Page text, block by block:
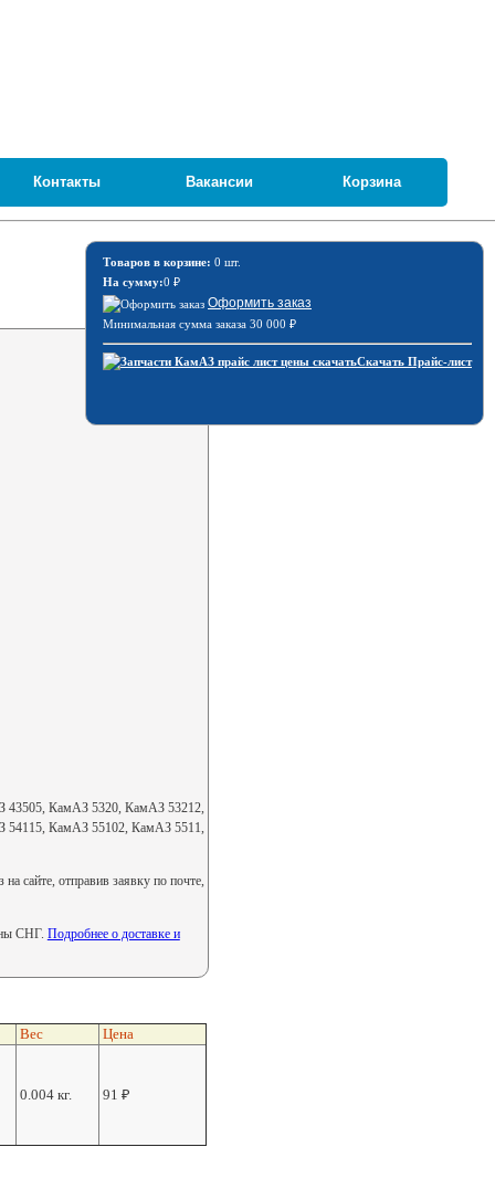
Контакты Вакансии Корзина
Товаров в корзине: 0 шт.
На сумму:0 ₽
Оформить заказ
Минимальная сумма заказа 30 000 ₽
Скачать Прайс-лист
КамАЗ 5320, КамАЗ 53212,
КамАЗ 55102, КамАЗ 5511,
сайте, отправив заявку по почте,
СНГ. Подробнее о доставке и
Вес Цена
0.004 кг. 91 ₽